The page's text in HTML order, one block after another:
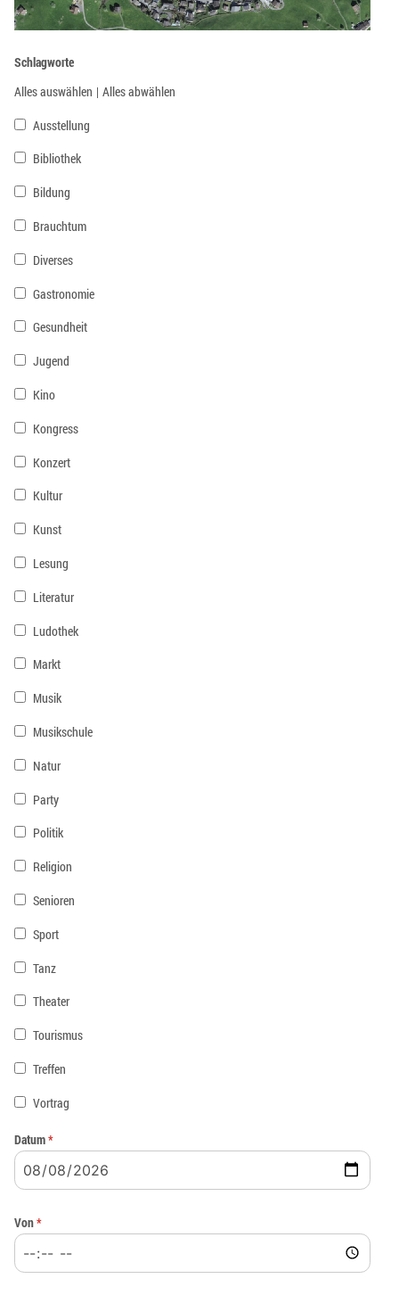
Schlagworte
Alles auswählen | Alles abwählen
Ausstellung
Bibliothek
Bildung
Brauchtum
Diverses
Gastronomie
Gesundheit
Jugend
Kino
Kongress
Konzert
Kultur
Kunst
Lesung
Literatur
Ludothek
Markt
Musik
Musikschule
Natur
Party
Politik
Religion
Senioren
Sport
Tanz
Theater
Tourismus
Treffen
Vortrag
Datum*
Von*